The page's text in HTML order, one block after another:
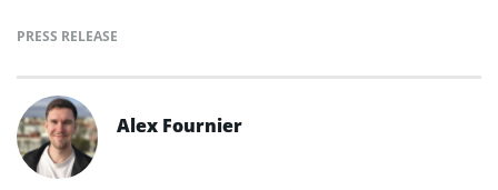
PRESS RELEASE
Alex Fournier